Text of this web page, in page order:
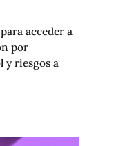
acceder a
por
riesgos a